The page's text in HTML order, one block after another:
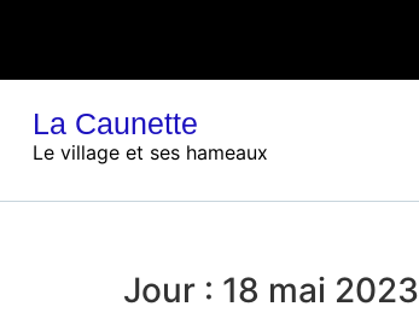
La Caunette
Le village et ses hameaux
Jour : 18 mai 2023